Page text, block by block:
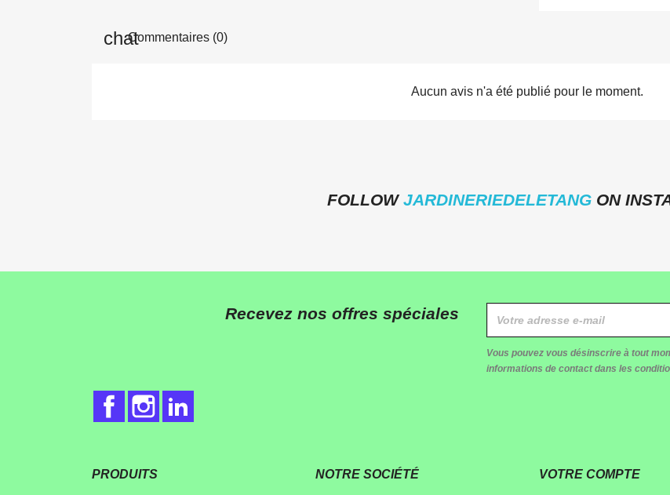
Commentaires (0)
Aucun avis n'a été publié pour le moment.
FOLLOW JARDINERIEDELETANGON
Recevez nos offres spéciales
Vous pouvez vous désinscrire à tout
informations de contact dans les
FacebookInstagram
PRODUITS NOTRE SOCIÉTÉ VOTRE COMPTE